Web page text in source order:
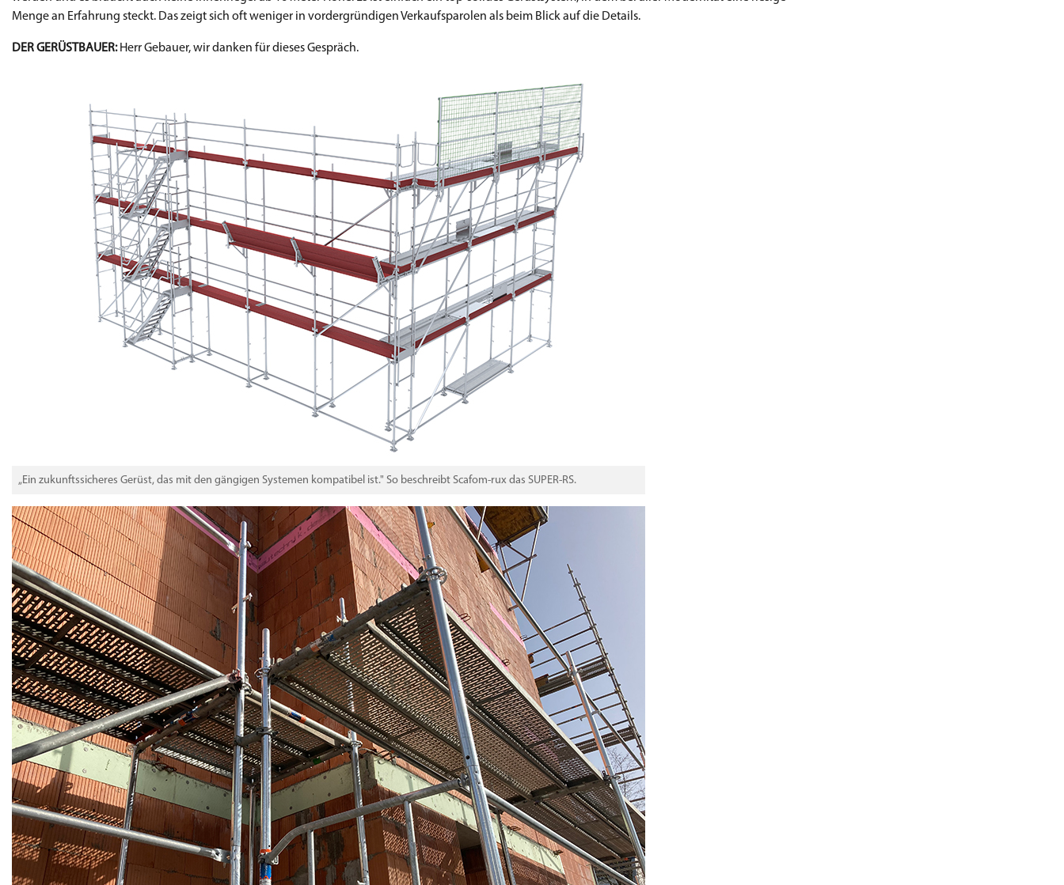
Menge an Erfahrung steckt. Das zeigt sich oft weniger in vordergründigen Verkaufsparolen als beim Blick auf die Details.
DER GERÜSTBAUER:Herr Gebauer, wir danken für dieses Gespräch.
„Ein zukunftssicheres Gerüst, das mit den gängigen Systemen kompatibel ist." So beschreibt Scafom-rux das SUPER-RS.